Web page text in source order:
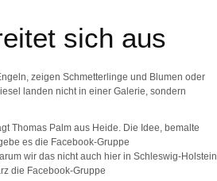
sich aus
zeigen Schmetterlinge und Blumen oder
landen nicht in einer Galerie, sondern
Thomas Palm aus Heide. Die Idee, bemalte
es die Facebook-Gruppe
wir das nicht auch hier in Schleswig-Holstein
die Facebook-Gruppe